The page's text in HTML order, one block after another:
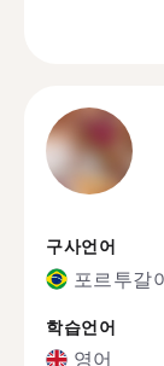
구사언어
포르투갈
학습언어
영어